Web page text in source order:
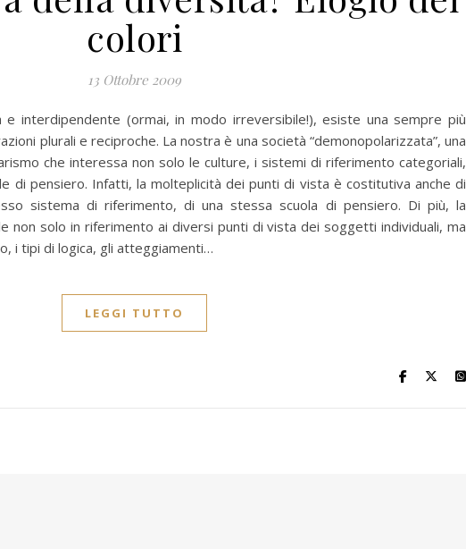
colori
13 Ottobre 2009
e interdipendente (ormai, in modo irreversibile!), esiste una sempre più
plurali e reciproche. La nostra è una società “demonopolarizzata”, una
che interessa non solo le culture, i sistemi di riferimento categoriali,
di pensiero. Infatti, la molteplicità dei punti di vista è costitutiva anche di
sistema di riferimento, di una stessa scuola di pensiero. Di più, la
non solo in riferimento ai diversi punti di vista dei soggetti individuali, ma
i tipi di logica, gli atteggiamenti…
LEGGI TUTTO